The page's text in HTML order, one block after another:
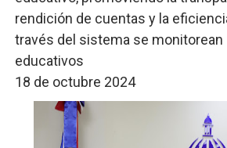
rendición de cuentas y la
través del sistema se monitorean
educativos
18 de octubre 2024